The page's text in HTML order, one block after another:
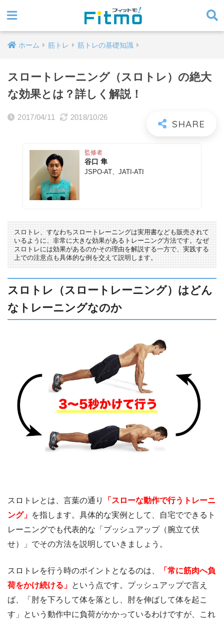
ホーム 筋トレ 筋トレの基礎知識
スロートレーニング（スロトレ）の絶大
な効果とは？詳しく解説！
2017/04/11 2018/10/26
監修者
谷口 隼
JSPO-AT、JATI-ATI
スロトレ、すなわちスロートレーニングは実用書なども販売されて
いるように、非常に大きな効果があるトレーニング方法です。なぜ
スロトレには効果があるのかその理由を解説する一方で、実践する
上での注意点も具体的な例を交えて説明します。
スロトレ（スロートレーニング）はどん
なトレーニングなのか
スロトレとは、言葉の通り
「スローな動作で行うトレーニ
ング」 を指します。具体的な実例として、自宅でできるト
レーニングでも代表的な「プッシュアップ（腕立て伏
せ）」でその方法を説明していきましょう。
スロトレを行う時のポイントとなるのは、
「常に筋肉へ負
荷をかけ続ける」 という点です。プッシュアップで言え
ば、「肘を下ろして体を落とし、肘を伸ばして体を起こ
す」という動作中に負荷がかかっているわけですが、これ